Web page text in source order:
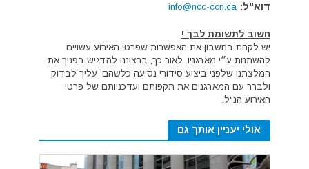
דוא"ל: info@ncc-ccn.ca
חשוב לתשומת לבך !
יש לקחת בחשבון את האפשרות שפרטי האירוע עשויים
להשתנות ע״י מארגניו. לאור כך, ברצוננו להדגיש בפניך את
המלצתנו שלפני ביצוע סידורי נסיעה כלשהם, עליך לבדוק
ולברר עם המארגנים את תקפותם ועדכניותם של פרטי
האירוע הנ"ל.
אולי יעניין אותך גם